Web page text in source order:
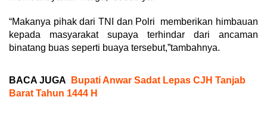
“Makanya pihak dari TNI dan Polri memberikan himbauan
kepada masyarakat supaya terhindar dari ancaman
binatang buas seperti buaya tersebut,”tambahnya.
BACA JUGA
Bupati Anwar Sadat Lepas CJH Tanjab
Barat Tahun 1444 H